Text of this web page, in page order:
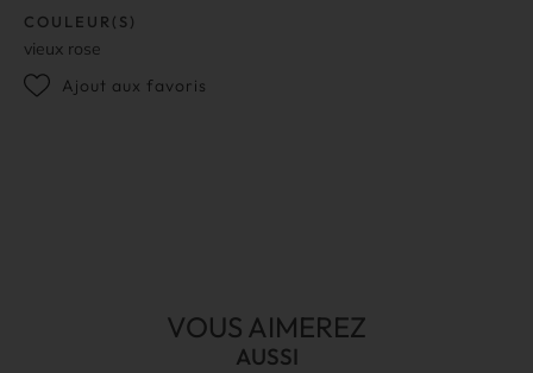
COULEUR(S)
vieux rose
Ajout aux favoris
VOUS AIMEREZ
AUSSI